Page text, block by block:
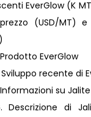
EverGlow (K
(USD/MT)
EverGlow
Sviluppo recente di
Informazioni su
Descrizione di